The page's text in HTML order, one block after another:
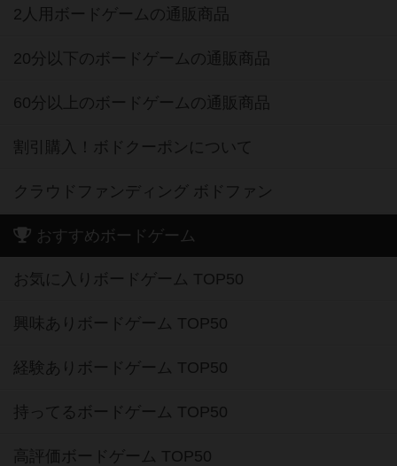
2人用ボードゲームの通販商品
20分以下のボードゲームの通販商品
60分以上のボードゲームの通販商品
割引購入！ボドクーポンについて
クラウドファンディング ボドファン
おすすめボードゲーム
お気に入りボードゲーム TOP50
興味ありボードゲーム TOP50
経験ありボードゲーム TOP50
持ってるボードゲーム TOP50
高評価ボードゲーム TOP50